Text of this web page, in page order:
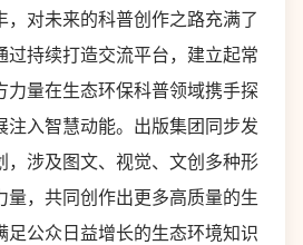
，对未来的科普创作之路充满了
过持续打造交流平台，建立起常
力量在生态环保科普领域携手探
注入智慧动能。出版集团同步发
，涉及图文、视觉、文创多种形
量，共同创作出更多高质量的生
足公众日益增长的生态环境知识